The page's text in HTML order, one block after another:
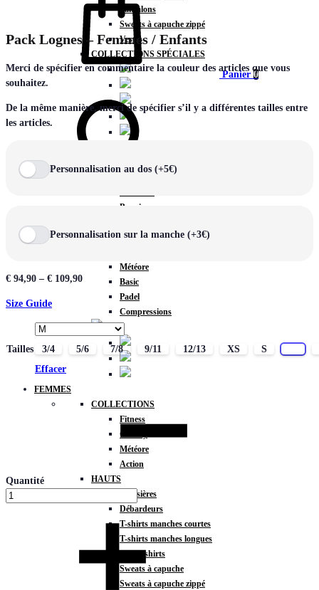
Pantalons
Sweats à capuche zippé
Vestes
COLLECTIONS SPÉCIALES
Premium
Storm
Météore
Basic
Padel
Compressions
FEMMES
COLLECTIONS
Fitness
Gravity
Météore
Action
HAUTS
Brassières
Débardeurs
T-shirts manches courtes
T-shirts manches longues
Sweat-shirts
Sweats à capuche
Sweats à capuche zippé
Panier 0
Pack Lognes – Femmes / Enfants
Merci de spécifier en commentaire la couleur des articles que vous
souhaitez.
De la même manière, merci de spécifier s’il y a différentes tailles entre
les articles.
Personnalisation au dos (+5€)
Personnalisation sur la manche (+3€)
€ 94,90 – € 109,90
Size Guide
Tailles 3/4 5/6 7/8 9/11 12/13 XS S
Effacer
Quantité